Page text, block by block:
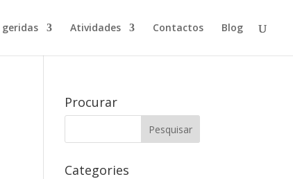
geridas Atividades Contactos Blog
Procurar
Categories